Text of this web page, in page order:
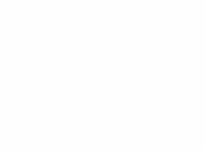
Zespół Gospodarki
ścieków
Dziemianach z dnia